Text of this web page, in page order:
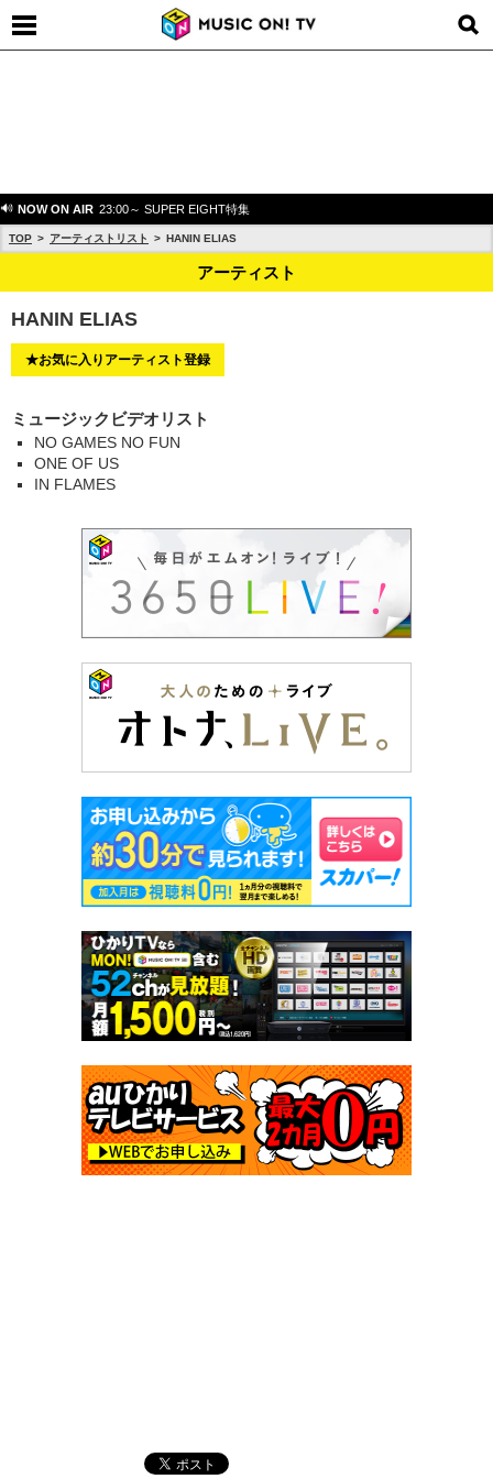
NOW ON AIR 23:00～ SUPER EIGHT特集
TOP アーティストリスト HANIN ELIAS
アーティスト
HANIN ELIAS
★お気に入りアーティスト登録
ミュージックビデオリスト
NO GAMES NO FUN
ONE OF US
IN FLAMES